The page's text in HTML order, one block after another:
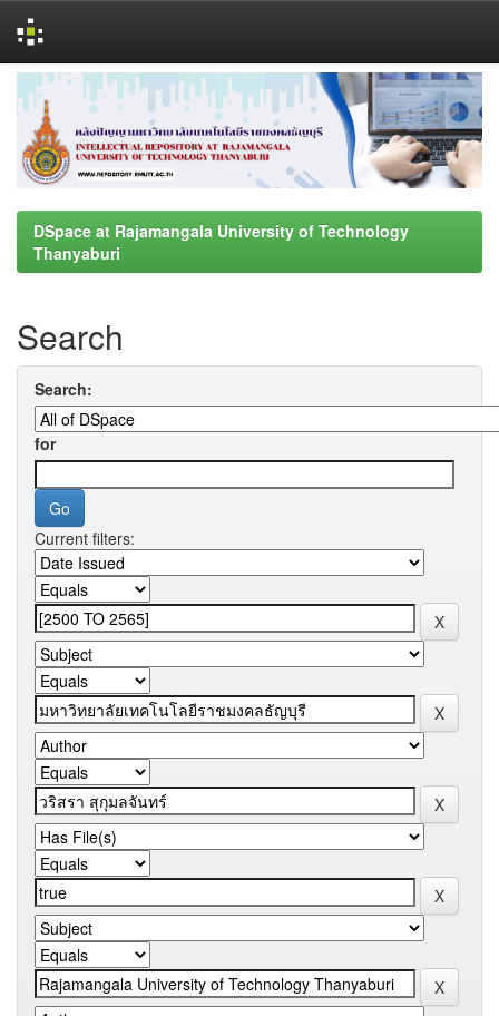
navigation
DSpace at Rajamangala University of Technology
Thanyaburi
Search
Search:
for
Current filters: